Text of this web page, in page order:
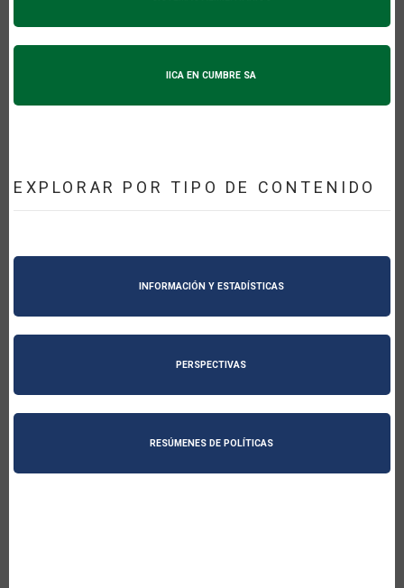
IICA EN CUMBRE SA
EXPLORAR POR TIPO DE CONTENIDO
INFORMACIÓN Y ESTADÍSTICAS
PERSPECTIVAS
RESÚMENES DE POLÍTICAS